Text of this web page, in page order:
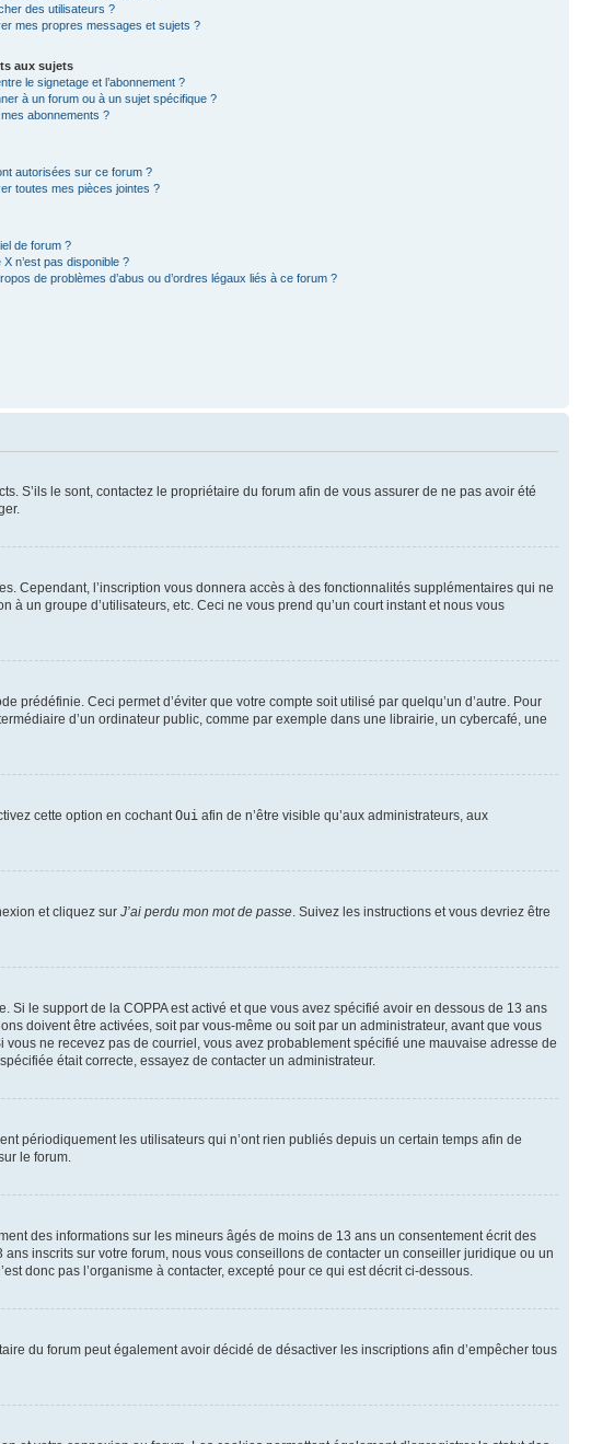
des utilisateurs ?
mes propres messages et sujets ?
aux sujets
le signetage et l’abonnement ?
à un forum ou à un sujet spécifique ?
abonnements ?
autorisées sur ce forum ?
toutes mes pièces jointes ?
de forum ?
n’est pas disponible ?
de problèmes d’abus ou d’ordres légaux liés à ce forum ?
S’ils le sont, contactez le propriétaire du forum afin de vous assurer de ne pas avoir été
Cependant, l’inscription vous donnera accès à des fonctionnalités supplémentaires qui ne
un groupe d’utilisateurs, etc. Ceci ne vous prend qu’un court instant et nous vous
Ceci permet d’éviter que votre compte soit utilisé par quelqu’un d’autre. Pour
d’un ordinateur public, comme par exemple dans une librairie, un cybercafé, une
cette option en cochant Oui afin de n’être visible qu’aux administrateurs, aux
et cliquez sur J’ai perdu mon mot de passe . Suivez les instructions et vous devriez être
Si le support de la COPPA est activé et que vous avez spécifié avoir en dessous de 13 ans
doivent être activées, soit par vous-même ou soit par un administrateur, avant que vous
ne recevez pas de courriel, vous avez probablement spécifié une mauvaise adresse de
était correcte, essayez de contacter un administrateur.
périodiquement les utilisateurs qui n’ont rien publiés depuis un certain temps afin de
le forum.
des informations sur les mineurs âgés de moins de 13 ans un consentement écrit des
inscrits sur votre forum, nous vous conseillons de contacter un conseiller juridique ou un
donc pas l’organisme à contacter, excepté pour ce qui est décrit ci-dessous.
du forum peut également avoir décidé de désactiver les inscriptions afin d’empêcher tous